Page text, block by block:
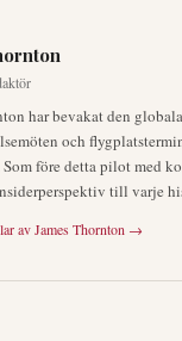
har bevakat den
och
före detta pilot med
till varje
avJames Thornton →